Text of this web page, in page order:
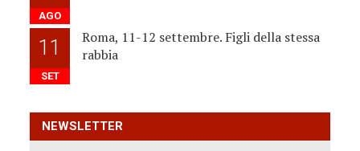
AGO
11
SET
Roma, 11-12 settembre. Figli della stessa
rabbia
NEWSLETTER